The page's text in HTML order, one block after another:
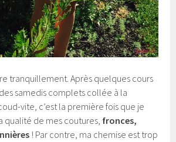
tranquillement. Après quelques cours
samedis complets collée à la
vite, c’est la première fois que je
qualité de mes coutures, fronces,
! Par contre, ma chemise est trop